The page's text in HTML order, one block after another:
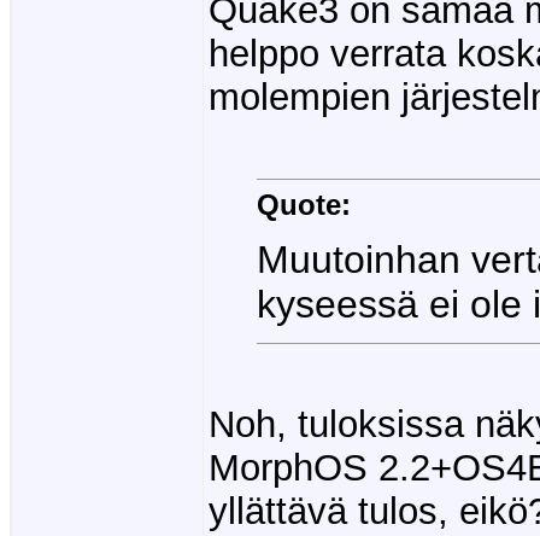
Quake3 on samaa
helppo verrata
molempien
Quote:
Muutoinhan
kyseessä ei ole
Noh, tuloksissa
MorphOS
yllättävä tulos,